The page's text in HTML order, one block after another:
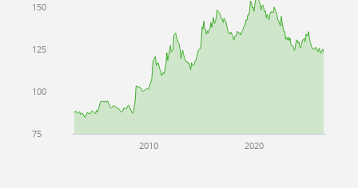
2010 2020
75
100
125
150